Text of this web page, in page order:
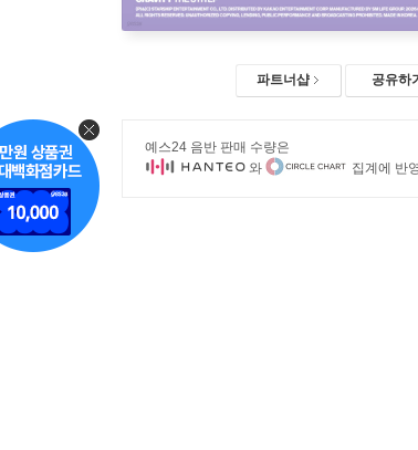
파트너샵 공유하기
예스24 음반 판매 수량은
와
집계에 반